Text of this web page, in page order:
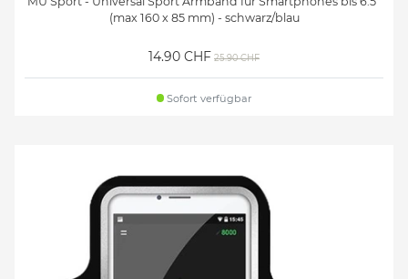
(max 160 x 85 mm) - schwarz/blau
14.90 CHF 25.90 CHF
Sofort verfügbar